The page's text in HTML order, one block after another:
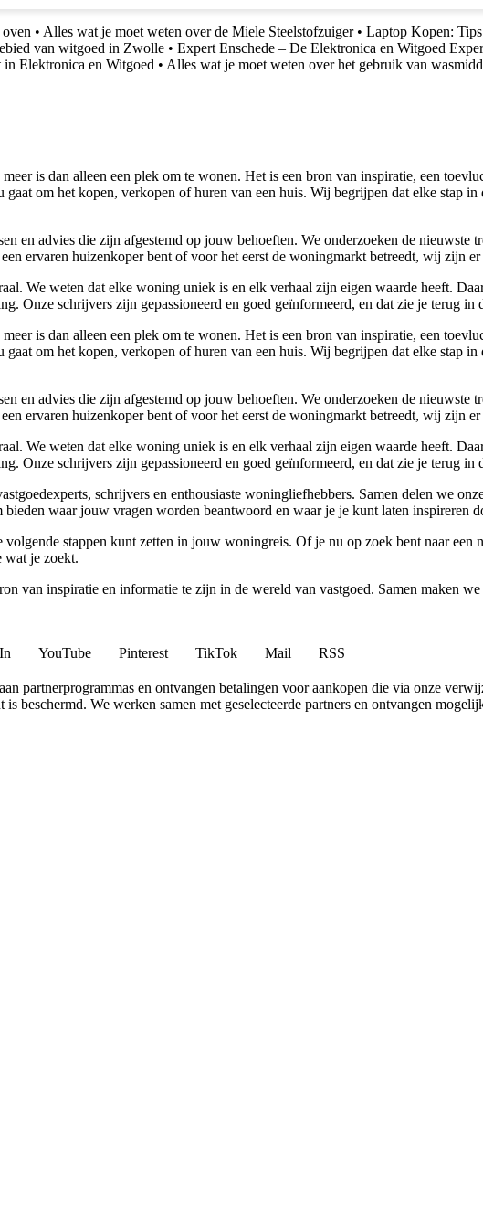
• Alles wat je moet weten over de Miele Steelstofzuiger• Laptop Kopen:
van witgoed in Zwolle • Expert Enschede – De Elektronica en Witgoed
Elektronica en Witgoed • Alles wat je moet weten over het gebruik van
is dan alleen een plek om te wonen. Het is een bron van inspiratie, een
om het kopen, verkopen of huren van een huis. Wij begrijpen dat elke stap
en advies die zijn afgestemd op jouw behoeften. We onderzoeken de
ervaren huizenkoper bent of voor het eerst de woningmarkt betreedt, wij zijn er
We weten dat elke woning uniek is en elk verhaal zijn eigen waarde heeft.
Onze schrijvers zijn gepassioneerd en goed geïnformeerd, en dat zie je terug
is dan alleen een plek om te wonen. Het is een bron van inspiratie, een
om het kopen, verkopen of huren van een huis. Wij begrijpen dat elke stap
en advies die zijn afgestemd op jouw behoeften. We onderzoeken de
ervaren huizenkoper bent of voor het eerst de woningmarkt betreedt, wij zijn er
We weten dat elke woning uniek is en elk verhaal zijn eigen waarde heeft.
Onze schrijvers zijn gepassioneerd en goed geïnformeerd, en dat zie je terug
schrijvers en enthousiaste woningliefhebbers. Samen delen we
waar jouw vragen worden beantwoord en waar je je kunt laten inspireren
stappen kunt zetten in jouw woningreis. Of je nu op zoek bent naar
wat je zoekt.
van inspiratie en informatie te zijn in de wereld van vastgoed. Samen maken
YouTube Pinterest TikTok Mail
RSS
partnerprogrammas en ontvangen betalingen voor aankopen die via onze
beschermd. We werken samen met geselecteerde partners en ontvangen